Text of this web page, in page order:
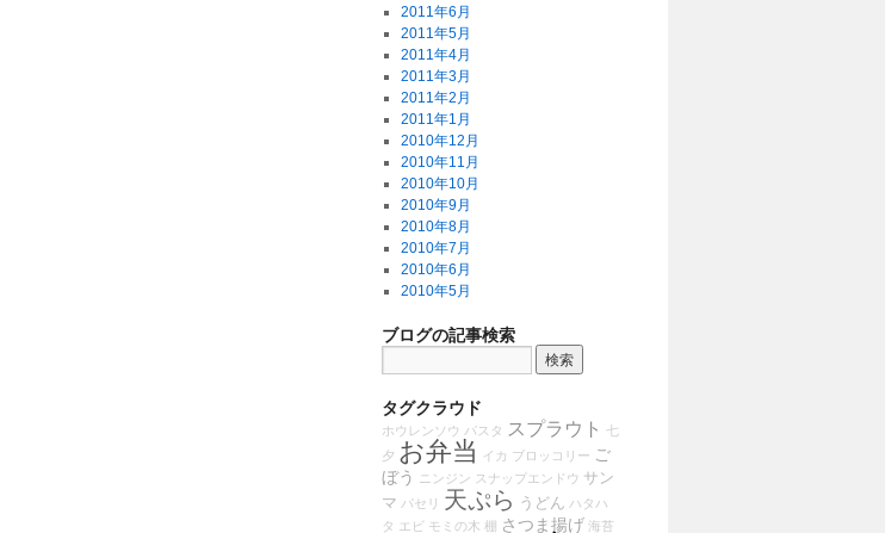
2011年6月
2011年5月
2011年4月
2011年3月
2011年2月
2011年1月
2010年12月
2010年11月
2010年10月
2010年9月
2010年8月
2010年7月
2010年6月
2010年5月
ブログの記事検索
タグクラウド
ホウレンソウ パスタ スプラウト
七
夕 お弁当 イカ ブロッコリー ご
ぼう
ニンジン スナップエンドウ サン
マ パセリ 天ぷら うどん ハタハ
タ
エビ モミの木 棚 さつま揚げ 海苔